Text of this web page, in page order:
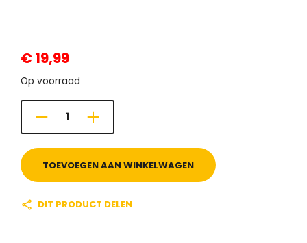
€19,99
Op voorraad
TOEVOEGEN AAN WINKELWAGEN
DIT PRODUCT DELEN